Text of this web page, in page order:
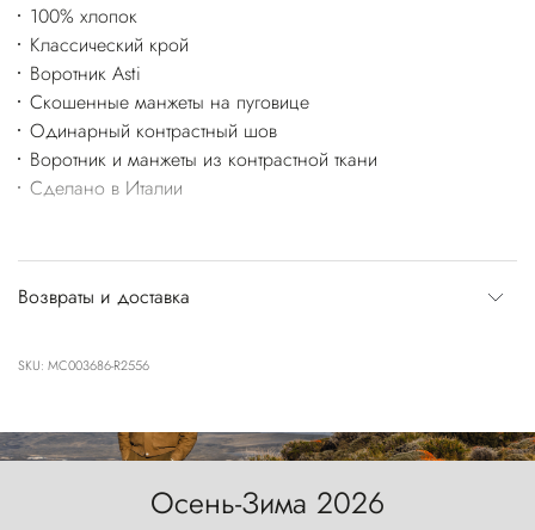
100% хлопок
Классический крой
Воротник Asti
Скошенные манжеты на пуговице
Одинарный контрастный шов
Воротник и манжеты из контрастной ткани
Сделано в Италии
Возвраты и доставка
SKU: MC003686-R2556
Осень-Зима 2026